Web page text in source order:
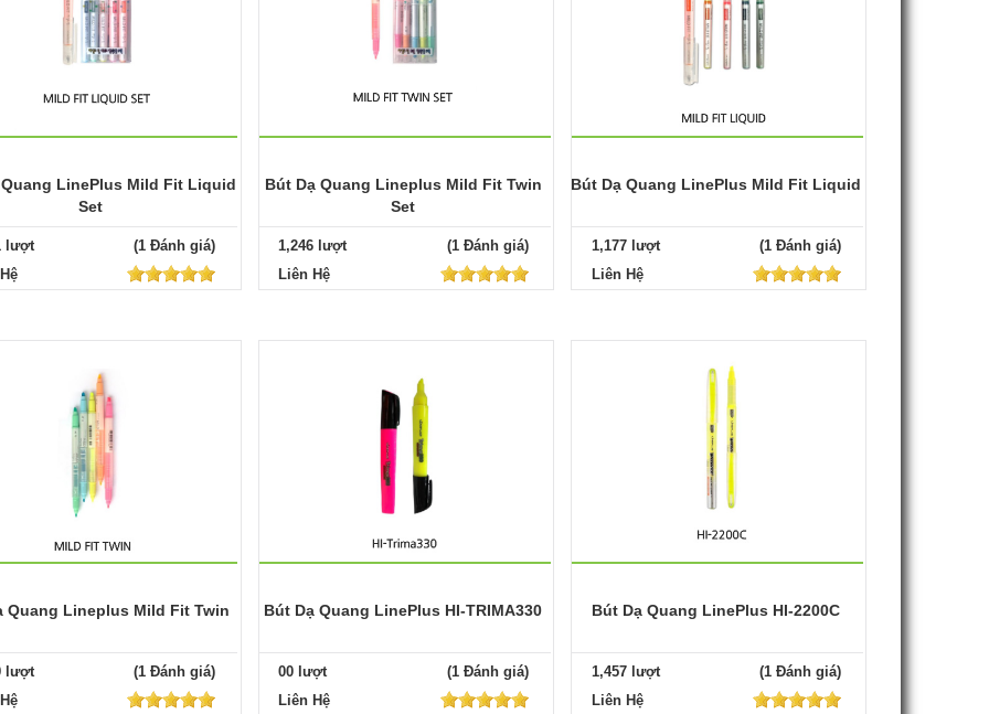
Quang LinePlus Mild Fit Liquid
Set
lượt
(1 Đánh giá)
Bút Dạ Quang Lineplus Mild Fit Twin
Set
1,246 lượt
(1 Đánh giá)
Liên Hệ
Bút Dạ Quang LinePlus Mild Fit Liquid
1,177 lượt
(1 Đánh giá)
Liên Hệ
Quang Lineplus Mild Fit Twin
lượt
(1 Đánh giá)
Bút Dạ Quang LinePlus HI-TRIMA330
00 lượt
(1 Đánh giá)
Liên Hệ
Bút Dạ Quang LinePlus HI-2200C
1,457 lượt
(1 Đánh giá)
Liên Hệ